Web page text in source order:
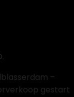
–
gestart